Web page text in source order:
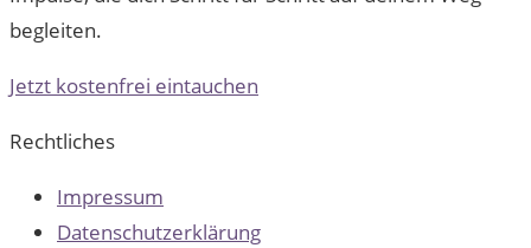
begleiten.
Jetzt kostenfrei eintauchen
Rechtliches
Impressum
Datenschutzerklärung